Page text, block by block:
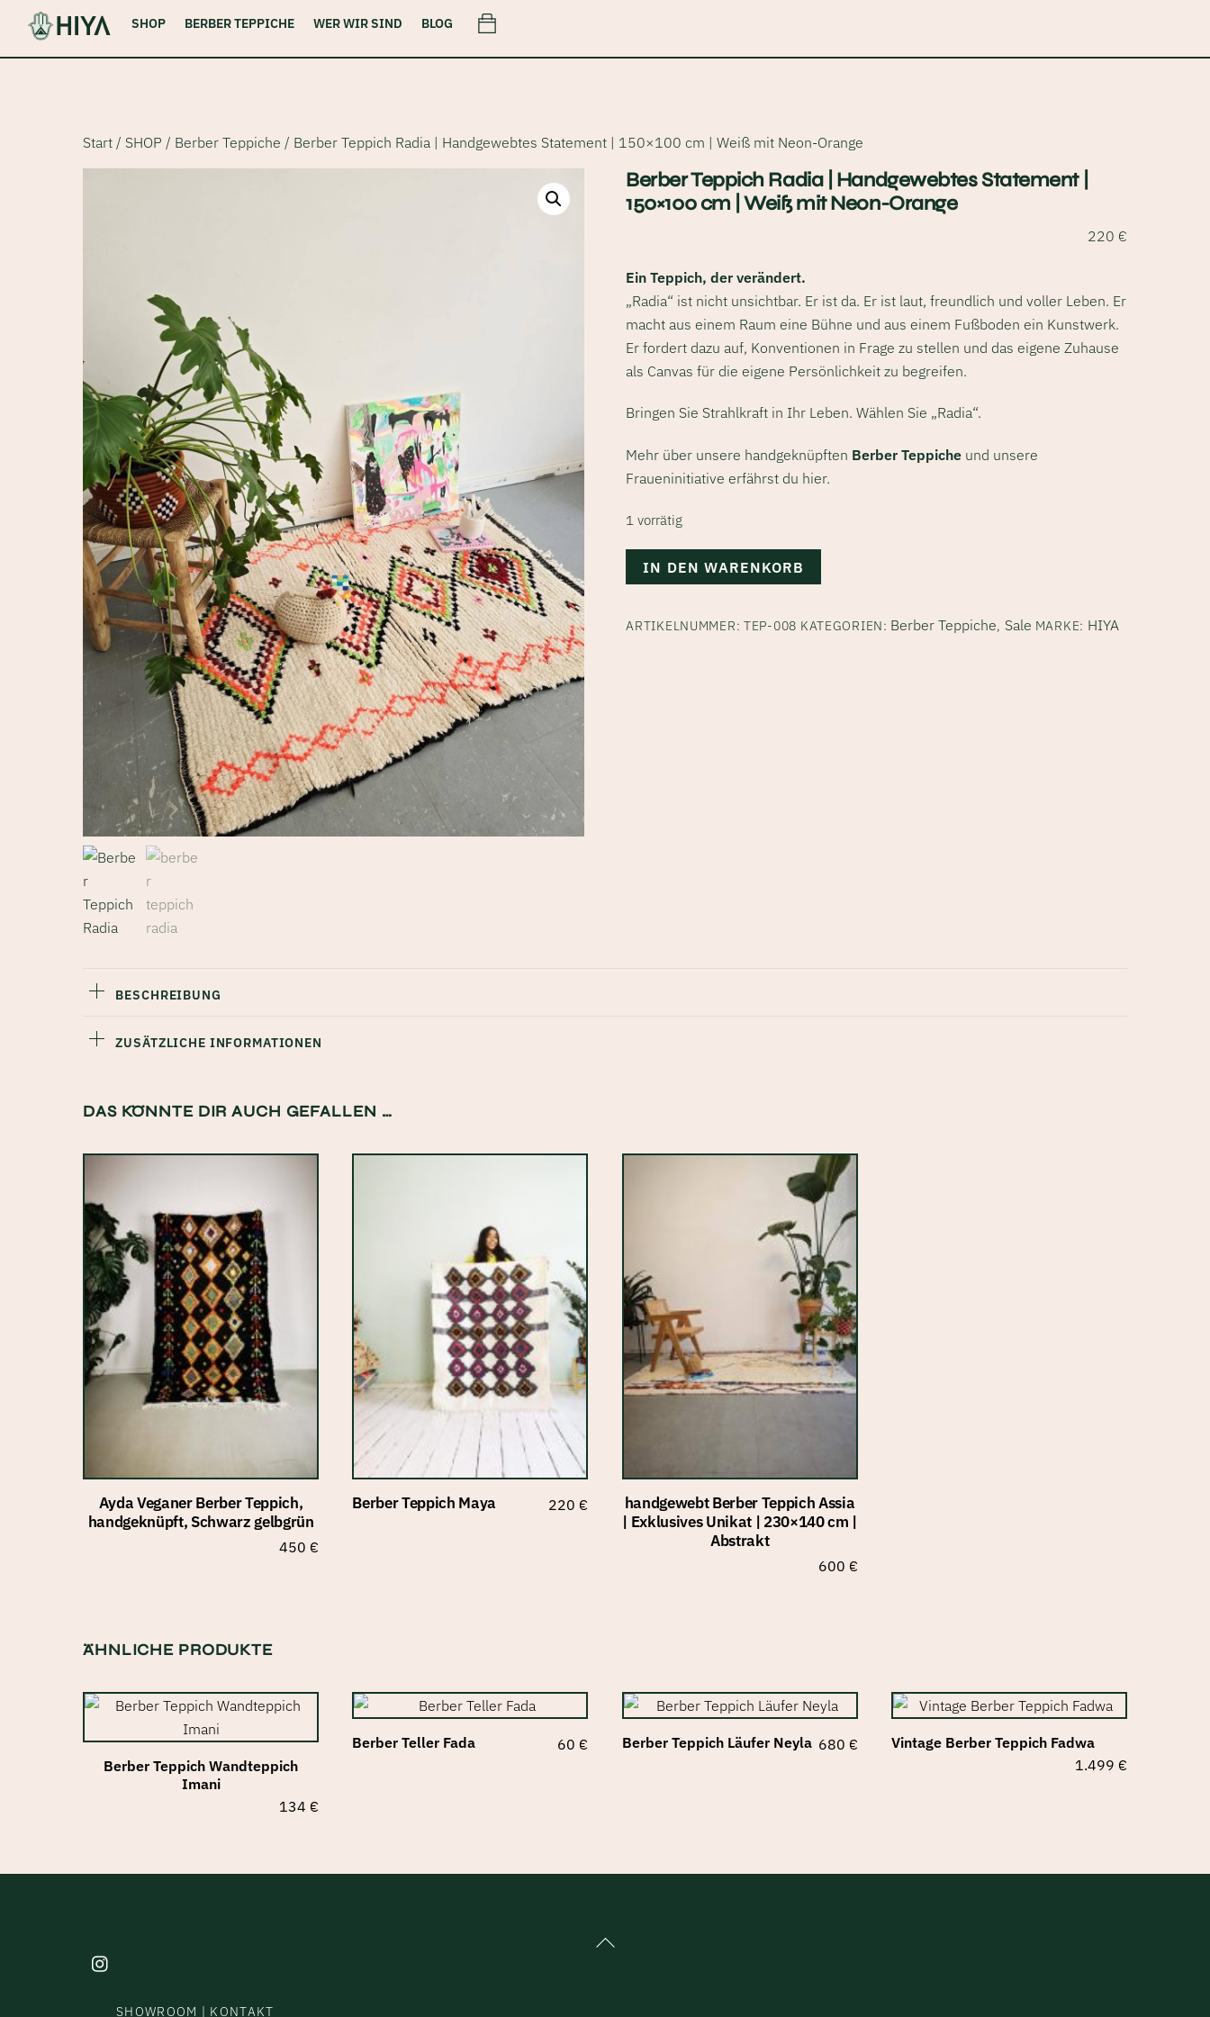
content
SHOP BERBER TEPPICHE WER WIR SIND BLOG
Start / SHOP / Berber Teppiche / Berber Teppich Radia | Handgewebtes Statement | 150×100 cm | Weiß mit Neon-Orange
Berber Teppich Radia | Handgewebtes Statement |
150×100 cm | Weiß mit Neon-Orange
220 €
Ein Teppich, der verändert.
„Radia“ ist nicht unsichtbar. Er ist da. Er ist laut, freundlich und voller Leben. Er
macht aus einem Raum eine Bühne und aus einem Fußboden ein Kunstwerk.
Er fordert dazu auf, Konventionen in Frage zu stellen und das eigene Zuhause
als Canvas für die eigene Persönlichkeit zu begreifen.
Bringen Sie Strahlkraft in Ihr Leben. Wählen Sie „Radia“.
Mehr über unsere handgeknüpften Berber Teppiche und unsere
Fraueninitiative erfährst du hier.
1 vorrätig
Berber
Teppich
|
IN DEN WARENKORB
ARTIKELNUMMER:TEP-008 KATEGORIEN: Berber Teppiche, Sale MARKE: HIYA
BESCHREIBUNG
ZUSÄTZLICHE INFORMATIONEN
DAS KÖNNTE DIR AUCH GEFALLEN …
Ayda Veganer Berber Teppich,
handgeknüpft, Schwarz gelbgrün
450 €
Berber Teppich Maya 220 €
handgewebt Berber Teppich Assia
| Exklusives Unikat | 230×140 cm |
Abstrakt
600 €
ÄHNLICHE PRODUKTE
Berber Teppich Wandteppich
Imani
134 €
Berber Teller Fada 60 € Berber Teppich Läufer Neyla 680 €
Vintage Berber Teppich Fadwa
1.499 €
Back
SHOWROOM | KONTAKT